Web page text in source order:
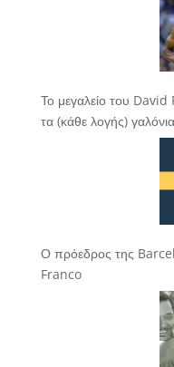
Το μεγαλείο του
τα (κάθε λογής)
Ο πρόεδρος της
Franco